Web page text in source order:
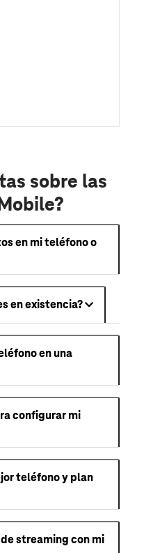
sobre las
en mi teléfono o
en existencia?
en una
configurar mi
teléfono y plan
streaming con mi